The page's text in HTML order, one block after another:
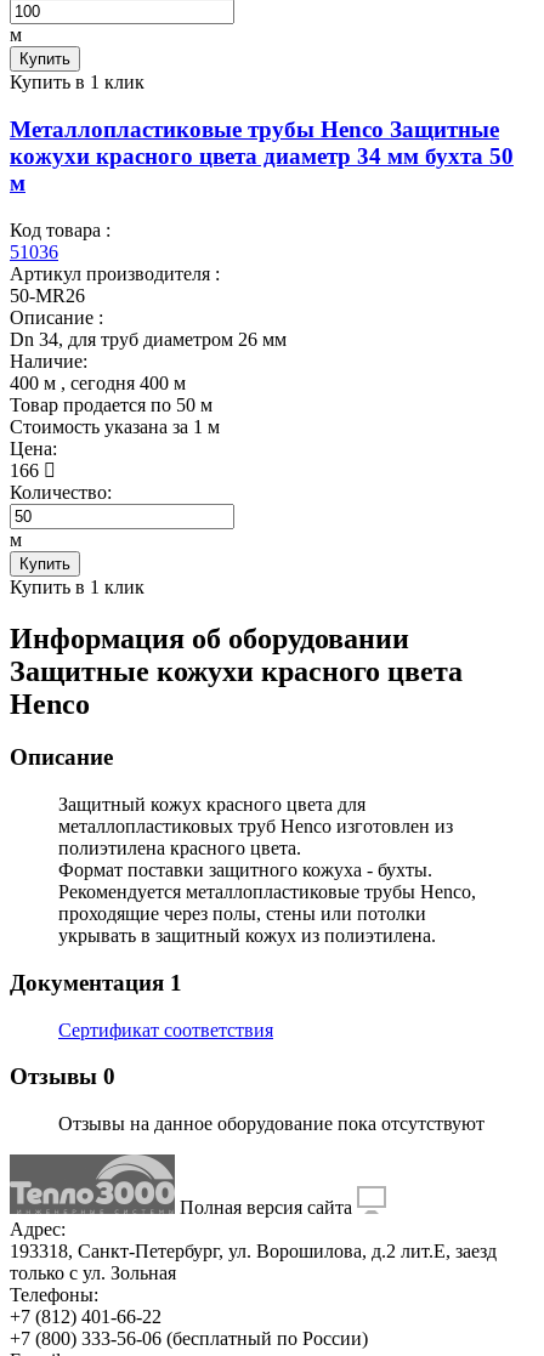
м
Купить
Купить в 1 клик
Металлопластиковые трубы Henco Защитные
кожухи красного цвета диаметр 34 мм бухта 50
м
Код товара :
51036
Артикул производителя :
50-MR26
Описание :
Dn 34, для труб диаметром 26 мм
Наличие:
400 м , сегодня 400 м
Товар продается по 50 м
Cтоимость указана за 1 м
Цена:
166
Количество:
м
Купить
Купить в 1 клик
Информация об оборудовании
Защитные кожухи красного цвета
Henco
Описание
Защитный кожух красного цвета для
металлопластиковых труб Henco изготовлен из
полиэтилена красного цвета.
Формат поставки защитного кожуха - бухты.
Рекомендуется металлопластиковые трубы Henco,
проходящие через полы, стены или потолки
укрывать в защитный кожух из полиэтилена.
Документация 1
Сертификат соответствия
Отзывы 0
Отзывы на данное оборудование пока отсутствуют
Полная версия сайта
Адрес:
193318, Санкт-Петербург, ул. Ворошилова, д.2 лит.Е, заезд
только с ул. Зольная
Телефоны:
+7 (812) 401-66-22
+7 (800) 333-56-06 (бесплатный по России)